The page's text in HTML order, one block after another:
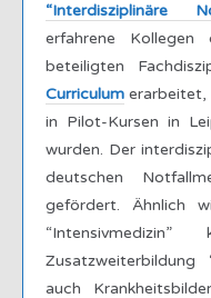
“Interdisziplinäre
erfahrene
beteiligten
Curriculum erarbeitet,
in Pilot-Kursen in
wurden. Der
deutschen
gefördert. Ähnlich
Zusatzweiterbildung
auch